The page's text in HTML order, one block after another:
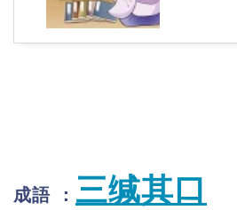
成語 ： 三缄其口